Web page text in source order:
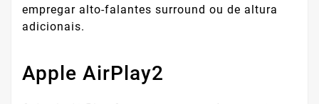
empregar alto-falantes surround ou de altura
adicionais.
Apple AirPlay2